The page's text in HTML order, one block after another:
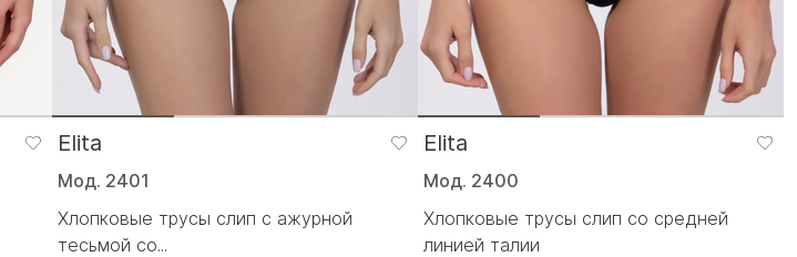
Elita
Мод. 2401
Хлопковые трусы слип с ажурной
тесьмой со...
Elita
Мод. 2400
Хлопковые трусы слип со средней
линией талии